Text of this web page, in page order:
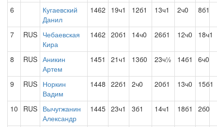
6
Кугаевский
Данил
1462 19ч1 12б1 13ч1 2ч0 8б1
7 RUS Чебаевская
Кира
1462 20б1 14ч0 26б1 12ч0 18ч1
8 RUS Аникин
Артем
1451 21ч1 13б0 23ч½ 14б1 6ч0
9 RUS Норкин
Вадим
1448 22б1 2ч0 20б1 13ч0 15б1
10 RUS Вычугжанин
Александр
1445 23ч1 3б1 14ч1 18б1 2б0